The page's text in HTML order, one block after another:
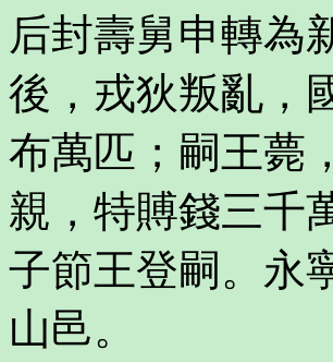
后封壽舅申轉為
後，戎狄叛亂，
布萬匹；嗣王薨
親，特賻錢三千
子節王登嗣。永
山邑。